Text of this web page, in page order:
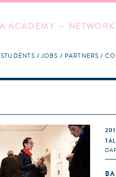
ACADEMY —
STUDENTS JOBS PARTNERS